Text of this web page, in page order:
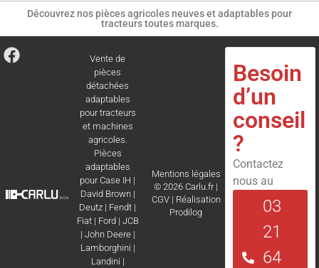
Découvrez nos pièces agricoles neuves et adaptables pour
tracteurs toutes marques.
Vente de
pièces
détachées
adaptables
pour tracteurs
et machines
agricoles.
Pièces
adaptables
pourCase IH |
David Brown|
Deutz | Fendt |
Fiat| Ford| JCB
| John Deere|
Lamborghini |
Landini |
Mentions légales
© 2026 Carlu.fr |
CGV| Réalisation
Prodilog
Besoin
d’un
conseil
?
Contactez
nous au
03
21
64